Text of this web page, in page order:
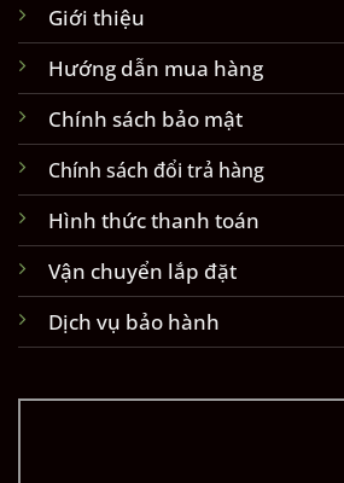
Giới thiệu
Hướng dẫn mua hàng
Chính sách bảo mật
Chính sách đổi trả hàng
Hình thức thanh toán
Vận chuyển lắp đặt
Dịch vụ bảo hành